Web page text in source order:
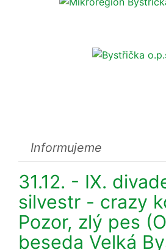
Informujeme
31.12. - IX.
silvestr - crazy
Pozor, zlý pes
beseda Velká